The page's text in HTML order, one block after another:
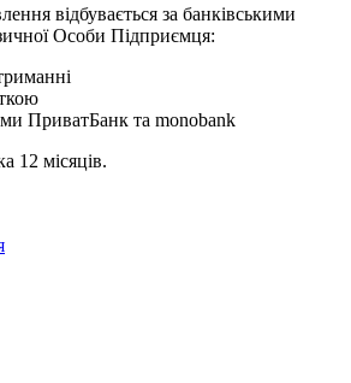
відбувається за банківськими
Особи Підприємця:
ПриватБанк та monobank
12 місяців.